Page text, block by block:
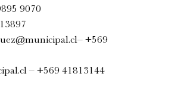
9070
– +569
– +569 41813144